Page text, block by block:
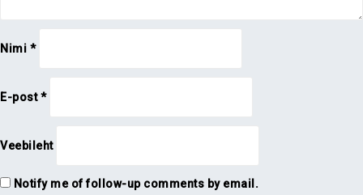
Nimi *
E-post*
Veebileht
Notify me of follow-up comments by email.